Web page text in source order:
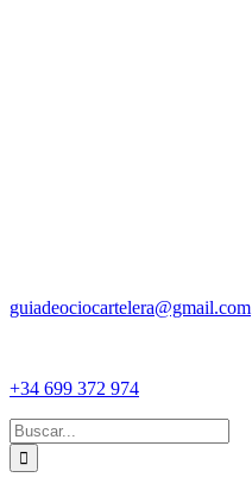
guiadeociocartelera@gmail.com
+34 699 372 974
Buscar: